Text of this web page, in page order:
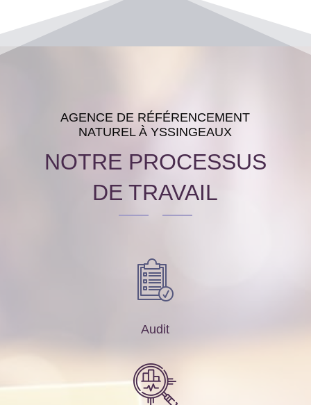
AGENCE DE RÉFÉRENCEMENT
NATUREL À YSSINGEAUX
NOTRE PROCESSUS
DE TRAVAIL
Audit